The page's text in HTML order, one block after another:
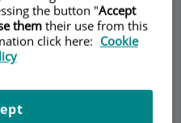
preguntes més
the button "Accept
them their use from this
click here: Cookie